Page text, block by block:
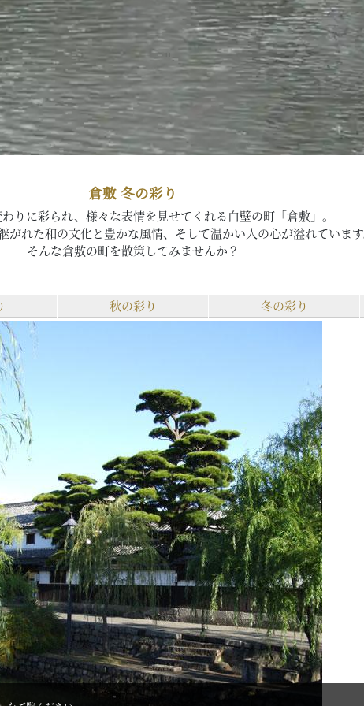
倉敷 冬の彩り
りに彩られ、様々な表情を見せてくれる白壁の町「倉敷」。
がれた和の文化と豊かな風情、そして温かい人の心が溢れています
そんな倉敷の町を散策してみませんか？
秋の彩り 冬の彩り